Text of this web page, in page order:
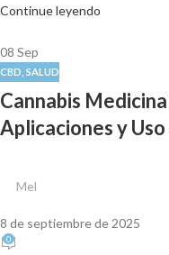
Continue leyendo
08 Sep
CBD SALUD
Cannabis
Aplicaciones y
Mel
8 de septiembre de 2025
0